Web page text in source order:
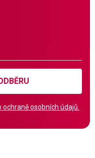
ochraně osobních údajů.